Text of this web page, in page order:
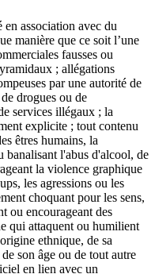
association avec du
manière que ce soit l’une
fausses ou
; allégations
par une autorité de
drogues ou de
services illégaux ; la
explicite ; tout contenu
êtres humains, la
banalisant l'abus d'alcool, de
la violence graphique
les agressions ou les
choquant pour les sens,
ou encourageant des
qui attaquent ou humilient
ethnique, de sa
son âge ou de tout autre
en lien avec un